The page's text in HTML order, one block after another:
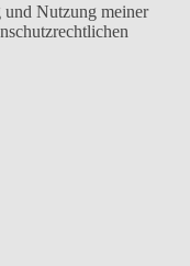
und Nutzung meiner